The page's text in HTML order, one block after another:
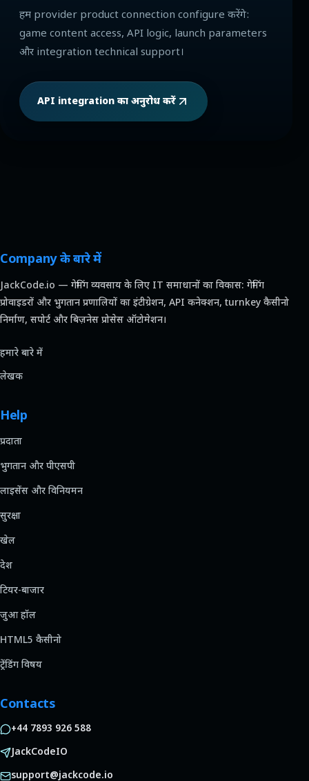
हम provider product connection configure करेंगे:
game content access, API logic, launch parameters
और integration technical support।
API integration का अनुरोध करें
Company के बारे में
JackCode.io — गेमिंग व्यवसाय के लिए IT समाधानों का विकास: गेमिंग
प्रोवाइडरों और भुगतान प्रणालियों का इंटीग्रेशन, API कनेक्शन, turnkey कैसीनो
निर्माण, सपोर्ट और बिज़नेस प्रोसेस ऑटोमेशन।
हमारे बारे में
लेखक
Help
प्रदाता
भुगतान और पीएसपी
लाइसेंस और विनियमन
सुरक्षा
खेल
देश
टियर-बाजार
जुआ हॉल
HTML5 कैसीनो
ट्रेंडिंग विषय
Contacts
+44 7893 926 588
JackCodeIO
support@jackcode.io